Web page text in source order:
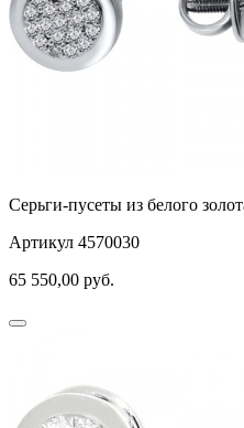
Серьги-пусеты из белого
Артикул 4570030
65 550,00 руб.